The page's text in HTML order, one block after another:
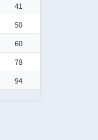
41
50
60
78
94